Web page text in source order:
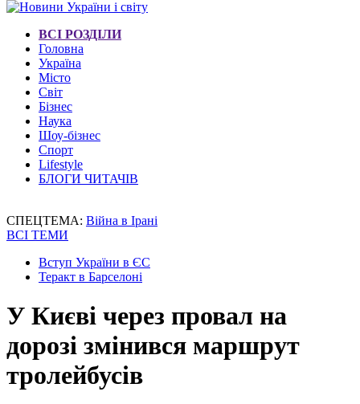
ВСІ РОЗДІЛИ
Головна
Україна
Місто
Світ
Бізнес
Наука
Шоу-бізнес
Спорт
Lifestyle
БЛОГИ ЧИТАЧІВ
СПЕЦТЕМА: Війна в Ірані
ВСІ ТЕМИ
Вступ України в ЄС
Теракт в Барселоні
У Києві через провал на
дорозі змінився маршрут
тролейбусів